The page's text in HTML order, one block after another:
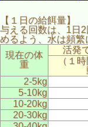
【１日の給餌量】
与える回数は、1日
めるよう、水は頻繁
現在の体
重
活発
（１
2-5kg
5-10kg
10-20kg
20-30kg